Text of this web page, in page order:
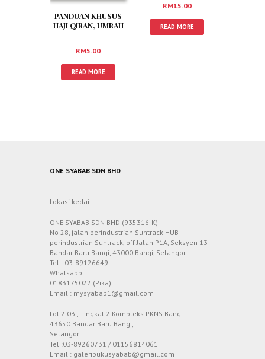
PANDUAN KHUSUS
HAJI QIRAN, UMRAH
RM5.00
READ MORE
RM15.00
READ MORE
ONE SYABAB SDN BHD
Lokasi kedai :
ONE SYABAB SDN BHD (935316-K)
No 28, jalan perindustrian Suntrack HUB
perindustrian Suntrack, off Jalan P1A, Seksyen 13
Bandar Baru Bangi, 43000 Bangi, Selangor
Tel : 03-89126649
Whatsapp :
0183175022 (Pika)
Email : mysyabab1@gmail.com
Lot 2.03 , Tingkat 2 Kompleks PKNS Bangi
43650 Bandar Baru Bangi,
Selangor.
Tel :03-89260731 / 01156814061
Email : galeribukusyabab@gmail.com